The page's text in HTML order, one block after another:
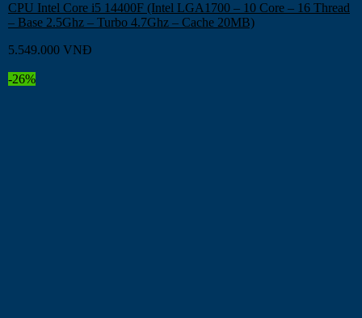
CPU Intel Core i5 14400F (Intel LGA1700 – 10 Core – 16 Thread
– Base 2.5Ghz – Turbo 4.7Ghz – Cache 20MB)
5.549.000 VNĐ
-26%